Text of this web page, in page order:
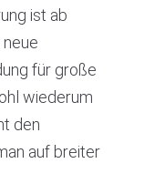
ist ab
für große
wiederum
den
auf breiter